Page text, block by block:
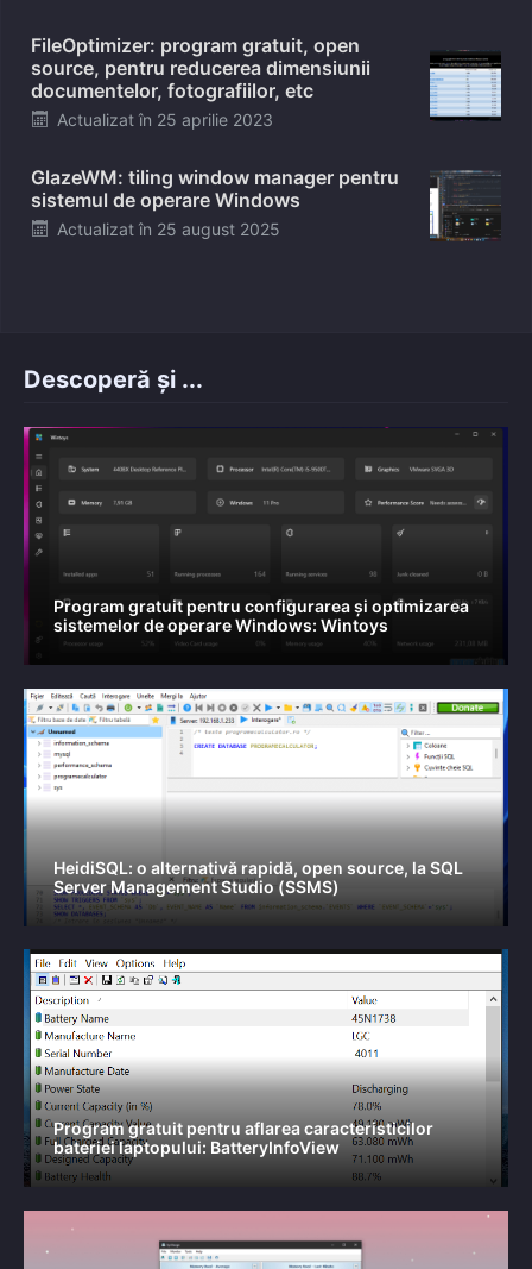
FileOptimizer: program gratuit, open
source, pentru reducerea dimensiunii
documentelor, fotografiilor, etc
Posted
Actualizat în 25 aprilie 2023
GlazeWM: tiling window manager pentru
sistemul de operare Windows
Posted
Actualizat în 25 august 2025
Descoperă și ...
Program gratuit pentru configurarea și optimizarea
sistemelor de operare Windows: Wintoys
HeidiSQL: o alternativă rapidă, open source, la SQL
Server Management Studio (SSMS)
Program gratuit pentru aflarea caracteristicilor
bateriei laptopului: BatteryInfoView